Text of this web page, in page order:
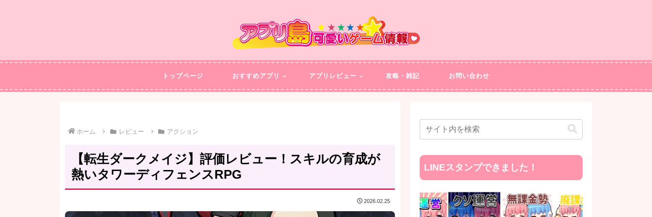
トップページ おすすめアプリ アプリレビュー 攻略・雑記 お問い合わせ
ホーム レビュー アクション
【転生ダークメイジ】評価レビュー！スキルの育成が
熱いタワーディフェンスRPG
2026.02.25
LINEスタンプできました！